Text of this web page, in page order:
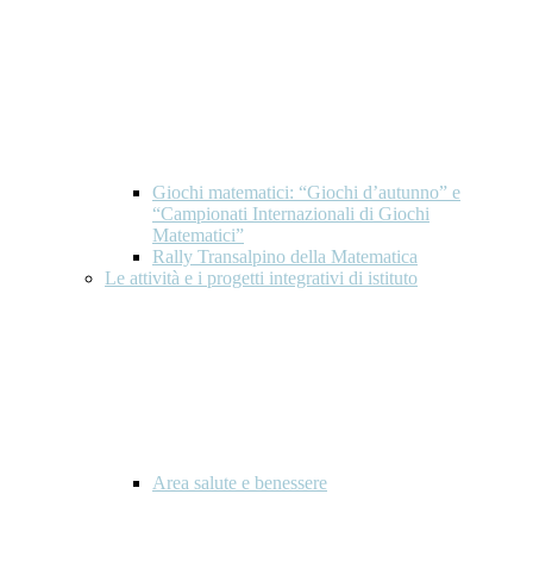
Giochi matematici: “Giochi d’autunno” e
“Campionati Internazionali di Giochi
Matematici”
Rally Transalpino della Matematica
Le attività e i progetti integrativi di istituto
Area salute e benessere